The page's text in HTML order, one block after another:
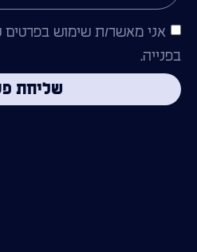
אני מאשר/ת שימוש בפרטים
בפנייה.
שליחת